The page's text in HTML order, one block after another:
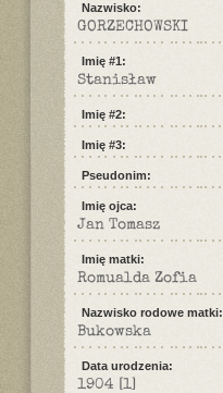
Nazwisko:
GORZECHOWSKI
Imię #1:
Stanisław
Imię #2:
Imię #3:
Pseudonim:
Imię ojca:
Jan Tomasz
Imię matki:
Romualda Zofia
Nazwisko rodowe matki:
Bukowska
Data urodzenia:
1904 [1]